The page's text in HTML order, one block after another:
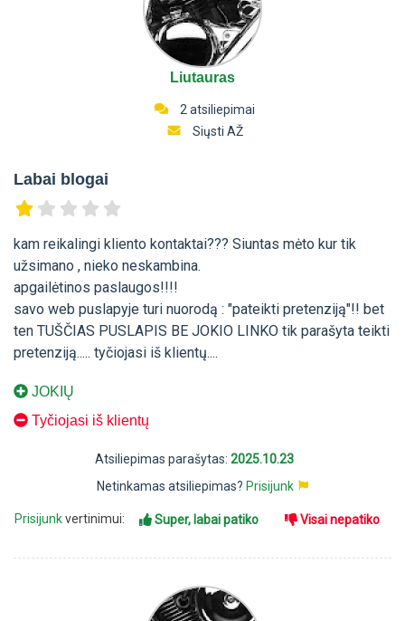
Liutauras
2 atsiliepimai
Siųsti AŽ
Labai blogai
kam reikalingi kliento kontaktai??? Siuntas mėto kur tik
užsimano , nieko neskambina.
apgailėtinos paslaugos!!!!
savo web puslapyje turi nuorodą : "pateikti pretenziją"!! bet
ten TUŠČIAS PUSLAPIS BE JOKIO LINKO tik parašyta teikti
pretenziją..... tyčiojasi iš klientų....
JOKIŲ
Tyčiojasi iš klientų
Atsiliepimas parašytas: 2025.10.23
Netinkamas atsiliepimas? Prisijunk
Prisijunkvertinimui: Super, labai patiko Visai nepatiko